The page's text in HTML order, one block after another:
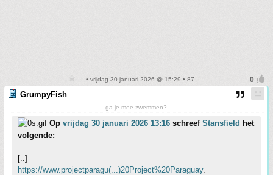
• vrijdag 30 januari 2026 @ 15:29 • 87
GrumpyFish
ga je mee zwemmen?
Op vrijdag 30 januari 2026 13:16 schreef Stansfield het
volgende:
[..]
https://www.projectparagu(...)20Project%20Paraguay.